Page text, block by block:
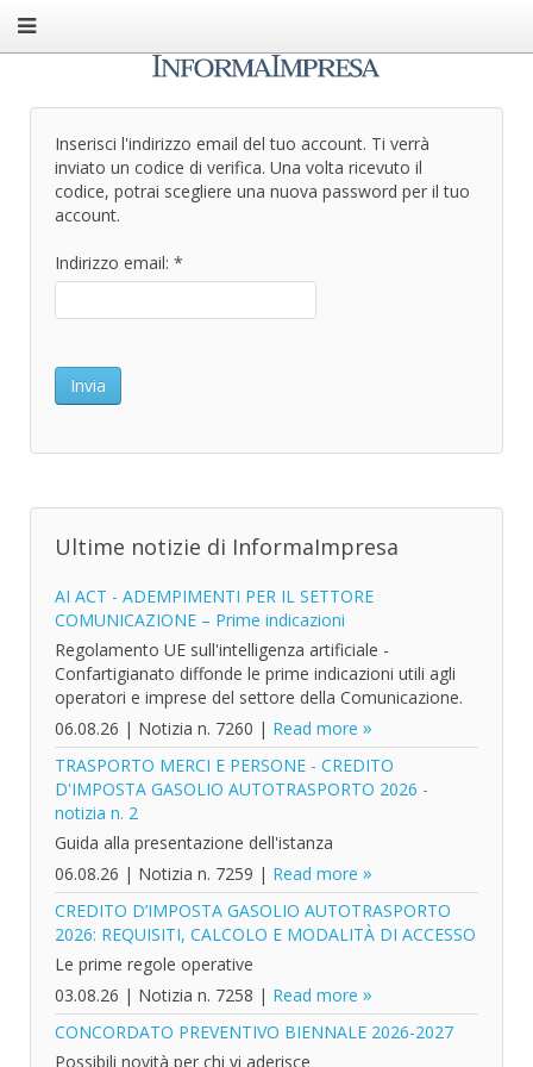
Inserisci l'indirizzo email del tuo account. Ti verrà
inviato un codice di verifica. Una volta ricevuto il
codice, potrai scegliere una nuova password per il tuo
account.
Indirizzo email: *
Invia
Ultime notizie di InformaImpresa
AI ACT - ADEMPIMENTI PER IL SETTORE
COMUNICAZIONE – Prime indicazioni
Regolamento UE sull'intelligenza artificiale -
Confartigianato diffonde le prime indicazioni utili agli
operatori e imprese del settore della Comunicazione.
06.08.26 | Notizia n. 7260 | Read more
TRASPORTO MERCI E PERSONE - CREDITO
D'IMPOSTA GASOLIO AUTOTRASPORTO 2026 -
notizia n. 2
Guida alla presentazione dell'istanza
06.08.26 | Notizia n. 7259 | Read more
CREDITO D’IMPOSTA GASOLIO AUTOTRASPORTO
2026: REQUISITI, CALCOLO E MODALITÀ DI ACCESSO
Le prime regole operative
03.08.26 | Notizia n. 7258 | Read more
CONCORDATO PREVENTIVO BIENNALE 2026-2027
Possibili novità per chi vi aderisce